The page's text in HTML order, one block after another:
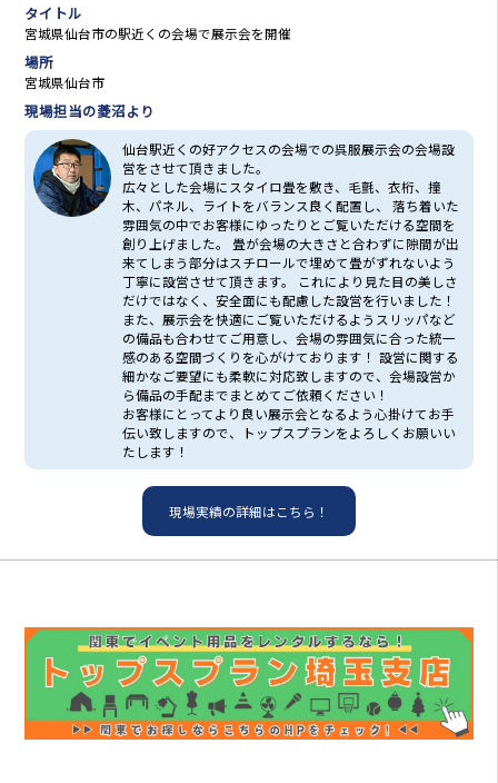
Q.半屋外で使用できますか？
A.申し訳ございません！屋内のみでの使用となってお
ります。土汚れなどがあった場合は別途清掃代を頂く
ことがあります。
長期でお借りすることはできますか？
大丈夫です！長期レンタルですと、長期割引を適用
させていただきます！
発送で対応していただくことは可能でしょうか？
可能です！距離により金額が変わりますので、お気
軽にご相談ください！
何センチまで入りますか？
A.スリッパのサイズが26cmとなっております！
タイトル
宮城県仙台市の駅近くの会場で展示会を開催
場所
宮城県仙台市
現場担当の菱沼より
仙台駅近くの好アクセスの会場での呉服展示会の会場設
営をさせて頂きました。
広々とした会場にスタイロ畳を敷き、毛氈、衣桁、撞
木、パネル、ライトをバランス良く配置し、 落ち着いた
雰囲気の中でお客様にゆったりとご覧いただける空間を
創り上げました。 畳が会場の大きさと合わずに隙間が出
来てしまう部分はスチロールで埋めて畳がずれないよう
丁寧に設営させて頂きます。 これにより見た目の美しさ
だけではなく、安全面にも配慮した設営を行いました！
また、展示会を快適にご覧いただけるようスリッパなど
の備品も合わせてご用意し、会場の雰囲気に合った統一
感のある空間づくりを心がけております！ 設営に関する
細かなご要望にも柔軟に対応致しますので、会場設営か
ら備品の手配までまとめてご依頼ください！
お客様にとってより良い展示会となるよう心掛けてお手
伝い致しますので、トップスプランをよろしくお願いい
たします！
現場実績の詳細はこちら！